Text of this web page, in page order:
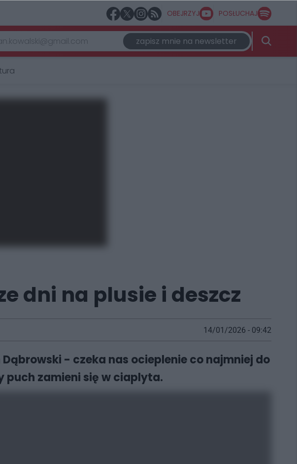
OBEJRZYJ POSŁUCHAJ
zapisz mnie na newsletter
dni na plusie i deszcz
14/01/2026 - 09:42
- czeka nas ocieplenie co najmniej do
puch zamieni się w ciaplyta.